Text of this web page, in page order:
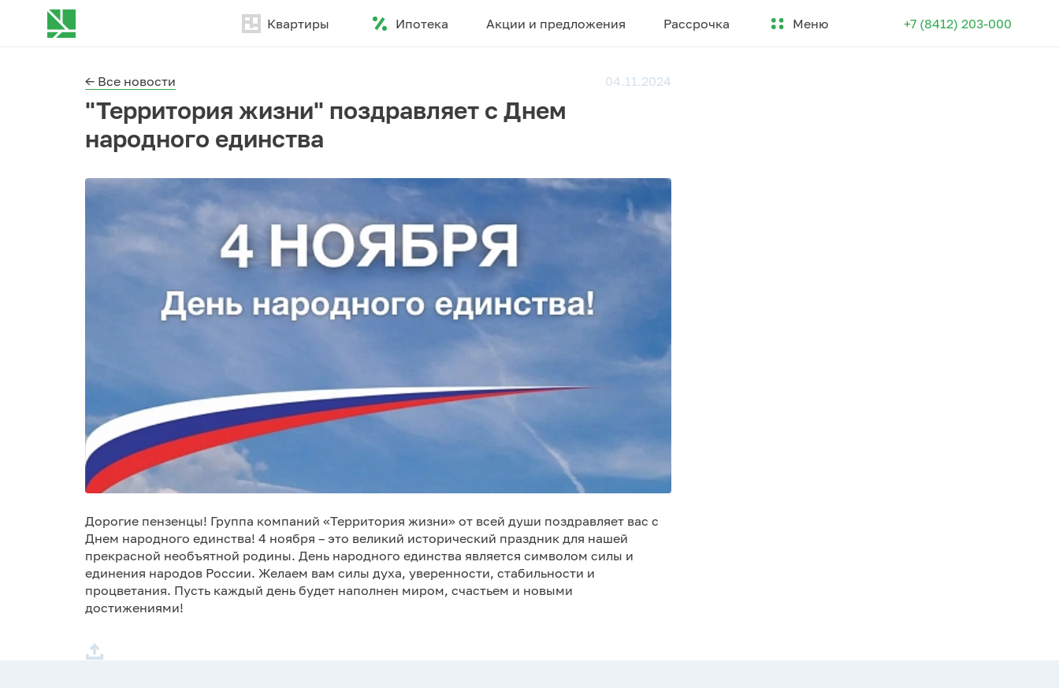
Квартиры Ипотека Акции и предложения Рассрочка Меню +7 (8412) 203-000
← Все новости 04.11.2024
"Территория жизни" поздравляет с Днем
народного единства
Дорогие пензенцы! Группа компаний «Территория жизни» от всей души поздравляет вас с
Днем народного единства! 4 ноября – это великий исторический праздник для нашей
прекрасной необъятной родины. День народного единства является символом силы и
единения народов России. Желаем вам силы духа, уверенности, стабильности и
процветания. Пусть каждый день будет наполнен миром, счастьем и новыми
достижениями!